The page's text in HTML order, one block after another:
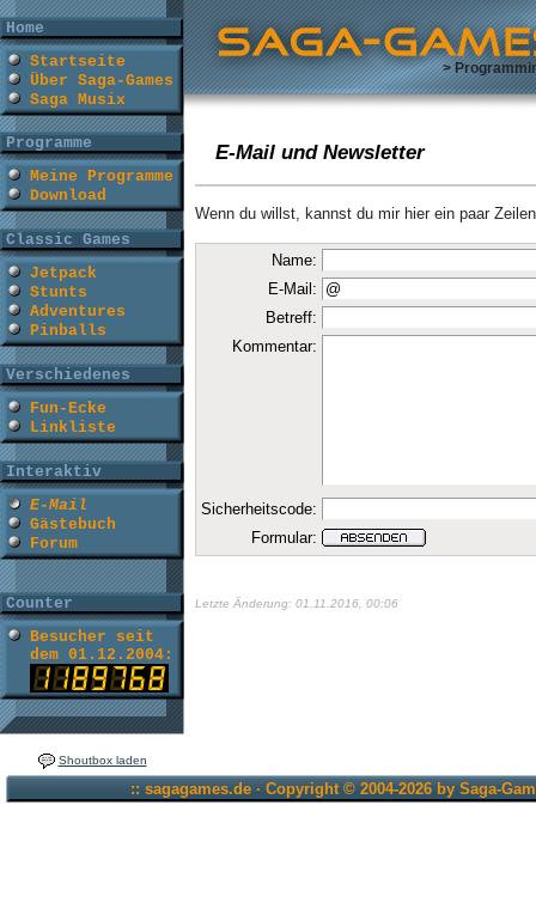
Home
Startseite
Über Saga-Games
Saga Musix
Programme
Meine Programme
Download
Classic Games
Jetpack
Stunts
Adventures
Pinballs
Verschiedenes
Fun-Ecke
Linkliste
Interaktiv
E-Mail
Gästebuch
Forum
Counter
Besucher seit
dem 01.12.2004:
Shoutbox laden
>
E-Mail und Newsletter
Wenn du willst, kannst du mir hier ein paar
Name:
E-Mail:
Betreff:
Kommentar:
Sicherheitscode:
Formular:
Letzte Änderung: 01.11.2016, 00:06
:: sagagames.de · Copyright © 2004-2026 by Saga-